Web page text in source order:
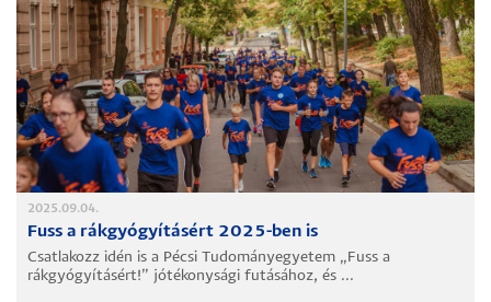
2025.09.04.
Fuss a rákgyógyításért 2025-ben is
Csatlakozz idén is a Pécsi Tudományegyetem „Fuss a
rákgyógyításért!” jótékonysági futásához, és ...